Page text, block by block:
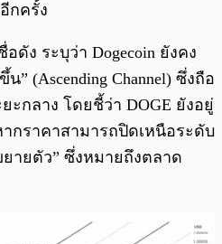
กครั้ง
ดัง ระบุว่า Dogecoin ยังคง
” (Ascending Channel) ซึ่งถือ
กลาง โดยชี้ว่า DOGE ยังอยู่
กราคาสามารถปิดเหนือระดับ
ยายตัว” ซึ่งหมายถึงตลาด